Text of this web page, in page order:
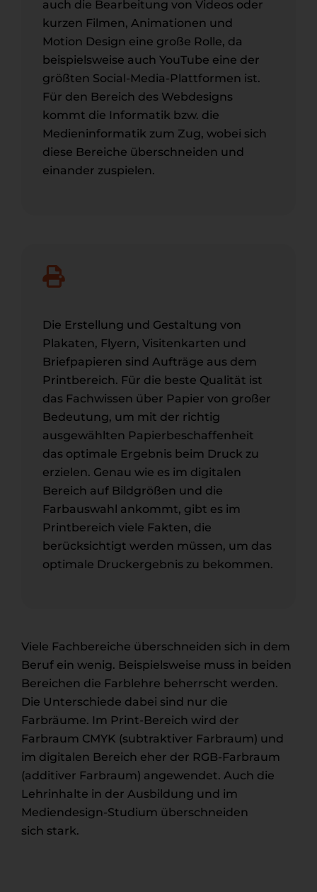
auch die Bearbeitung von Videos oder
kurzen Filmen, Animationen und
Motion Design eine große Rolle, da
beispielsweise auch YouTube eine der
größten Social-Media-Plattformen ist.
Für den Bereich des Webdesigns
kommt die Informatik bzw. die
Medieninformatik zum Zug, wobei sich
diese Bereiche überschneiden und
einander zuspielen.
Die Erstellung und Gestaltung von
Plakaten, Flyern, Visitenkarten und
Briefpapieren sind Aufträge aus dem
Printbereich. Für die beste Qualität ist
das Fachwissen über Papier von großer
Bedeutung, um mit der richtig
ausgewählten Papierbeschaffenheit
das optimale Ergebnis beim Druck zu
erzielen. Genau wie es im digitalen
Bereich auf Bildgrößen und die
Farbauswahl ankommt, gibt es im
Printbereich viele Fakten, die
berücksichtigt werden müssen, um das
optimale Druckergebnis zu bekommen.
Viele Fachbereiche überschneiden sich in dem
Beruf ein wenig. Beispielsweise muss in beiden
Bereichen die Farblehre beherrscht werden.
Die Unterschiede dabei sind nur die
Farbräume. Im Print-Bereich wird der
Farbraum CMYK (subtraktiver Farbraum) und
im digitalen Bereich eher der RGB-Farbraum
(additiver Farbraum) angewendet. Auch die
Lehrinhalte in der Ausbildung und im
Mediendesign-Studium überschneiden
sich stark.